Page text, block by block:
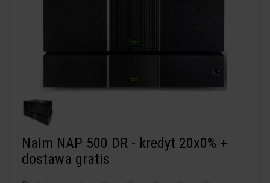
Naim NAP 500 DR - kredyt 20x0% +
dostawa gratis